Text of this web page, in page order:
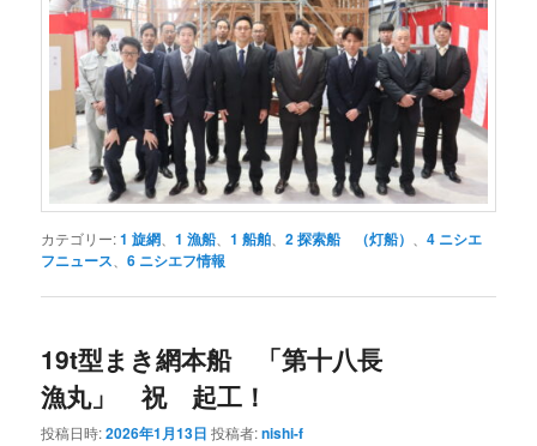
カテゴリー:1 旋網 、1 漁船、1 船舶 、2 探索船 （灯船） 、4 ニシエ
フニュース 、6 ニシエフ情報
19t型まき網本船 「第十八長
漁丸」 祝 起工！
投稿日時:2026年1月13日 投稿者:nishi-f